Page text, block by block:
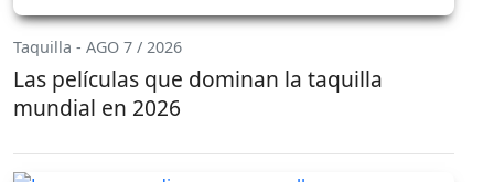
Taquilla - AGO 7 / 2026
Las películas que dominan la taquilla
mundial en 2026